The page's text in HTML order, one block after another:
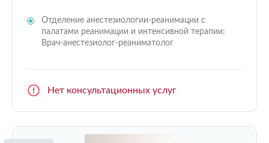
Отделение анестезиологии-реанимации с
палатами реанимации и интенсивной терапии:
Врач-анестезиолог-реаниматолог
Нет консультационных услуг